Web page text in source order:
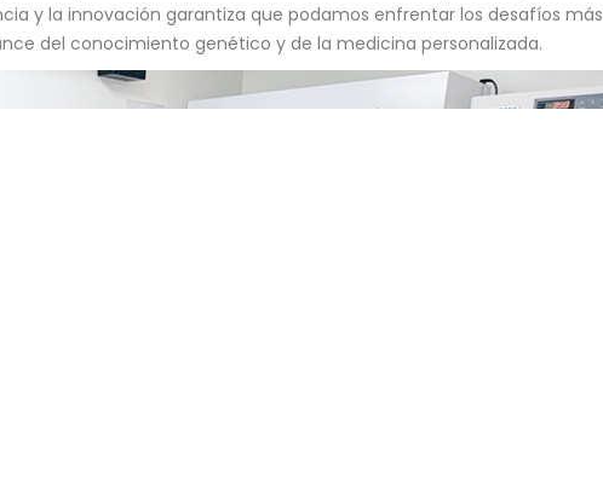
y la innovación garantiza que podamos enfrentar los desafíos más
del conocimiento genético y de la medicina personalizada.